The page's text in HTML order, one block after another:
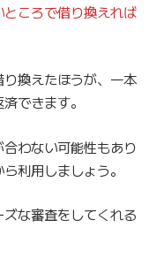
ころで借り換えれば
換えたほうが、一本
できます。
わない可能性もあり
利用しましょう。
な審査をしてくれる